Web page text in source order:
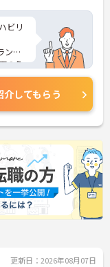
ビリ
ンス
の負
す♪
ら
トな
にご
介してもらう
更新日：2026年08月07日